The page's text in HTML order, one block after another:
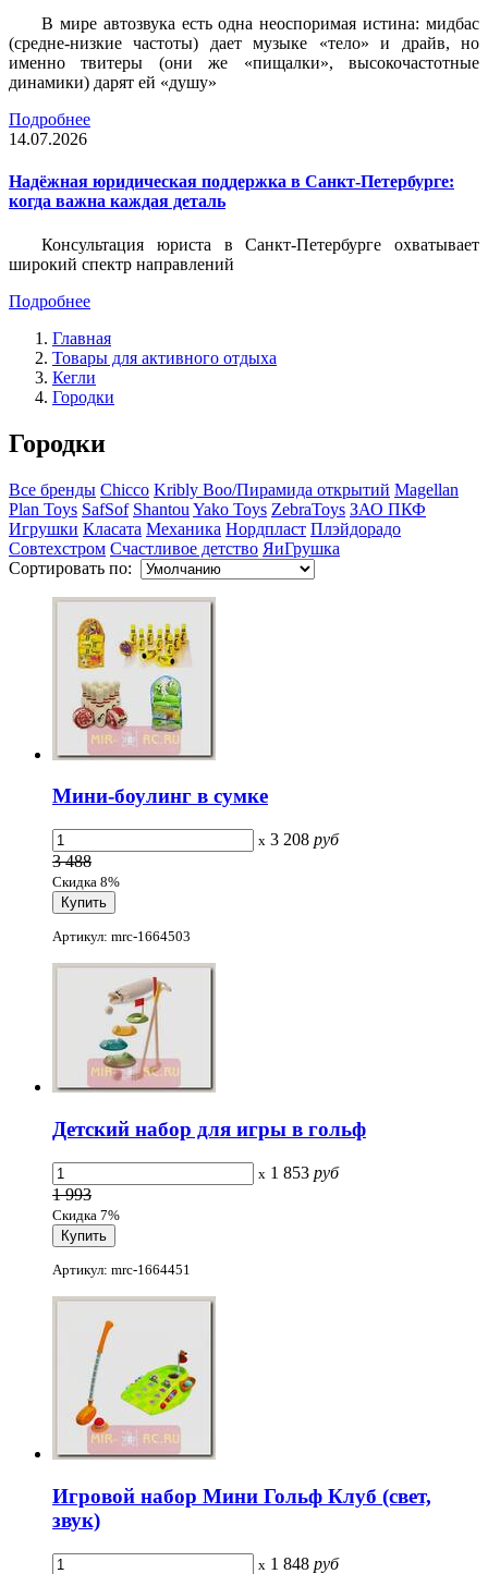
В мире автозвука есть одна неоспоримая истина: мидбас
(средне-низкие частоты) дает музыке «тело» и драйв, но
именно твитеры (они же «пищалки», высокочастотные
динамики) дарят ей «душу»
Подробнее
14.07.2026
Надёжная юридическая поддержка в Санкт-Петербурге:
когда важна каждая деталь
Консультация юриста в Санкт-Петербурге охватывает
широкий спектр направлений
Подробнее
Главная
Товары для активного отдыха
Кегли
Городки
Городки
Все бренды Chicco Kribly Boo/Пирамида открытий Magellan
Plan Toys SafSof Shantou Yako Toys ZebraToys ЗАО ПКФ
Игрушки Класата Механика Нордпласт Плэйдорадо
Совтехстром Счастливое детство ЯиГрушка
Сортировать по:
Мини-боулинг в сумке
x 3 208 руб
3 488
Скидка 8%
Артикул: mrc-1664503
Детский набор для игры в гольф
x 1 853 руб
1 993
Скидка 7%
Артикул: mrc-1664451
Игровой набор Мини Гольф Клуб (свет,
звук)
x 1 848 руб